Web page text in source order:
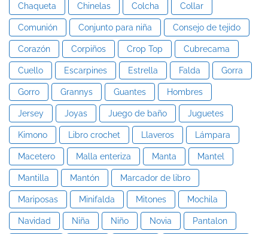
Chaqueta Chinelas Colcha Collar
Comunión Conjunto para niña Consejo de tejido
Corazón Corpiños Crop Top Cubrecama
Cuello Escarpines Estrella Falda Gorra
Gorro Grannys Guantes Hombres
Jersey Joyas Juego de baño Juguetes
Kimono Libro crochet Llaveros Lámpara
Macetero Malla enteriza Manta Mantel
Mantilla Mantón Marcador de libro
Mariposas Minifalda Mitones Mochila
Navidad Niña Niño Novia Pantalon